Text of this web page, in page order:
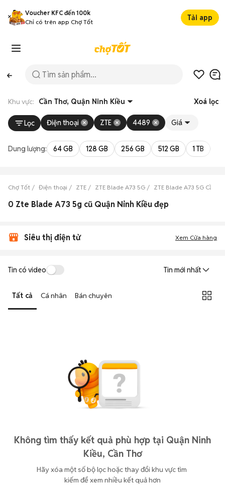
Voucher KFC đến 100k
Chỉ có trên app Chợ Tốt
Tải app
Khu vực: Cần Thơ, Quận Ninh Kiều Xoá lọc
Lọc Điện thoại ZTE 4489 Giá
Dung lượng: 64 GB 128 GB 256 GB 512 GB 1 TB
Chợ Tốt Điện thoại ZTE ZTE Blade A73 5G ZTE Blade A73 5G Cần
0 Zte Blade A73 5g cũ Quận Ninh Kiều đẹp
Siêu thị điện tử Xem Cửa hàng
Tin có video Tin mới nhất
Tất cả Cá nhân Bán chuyên
Không tìm thấy kết quả phù hợp tại Quận Ninh
Kiều, Cần Thơ
Hãy xóa một số bộ lọc hoặc thay đổi khu vực tìm
kiếm để xem nhiều kết quả hơn